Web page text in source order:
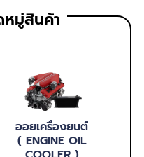
มู่สินค้า
ออยเครื่องยนต์
( ENGINE OIL